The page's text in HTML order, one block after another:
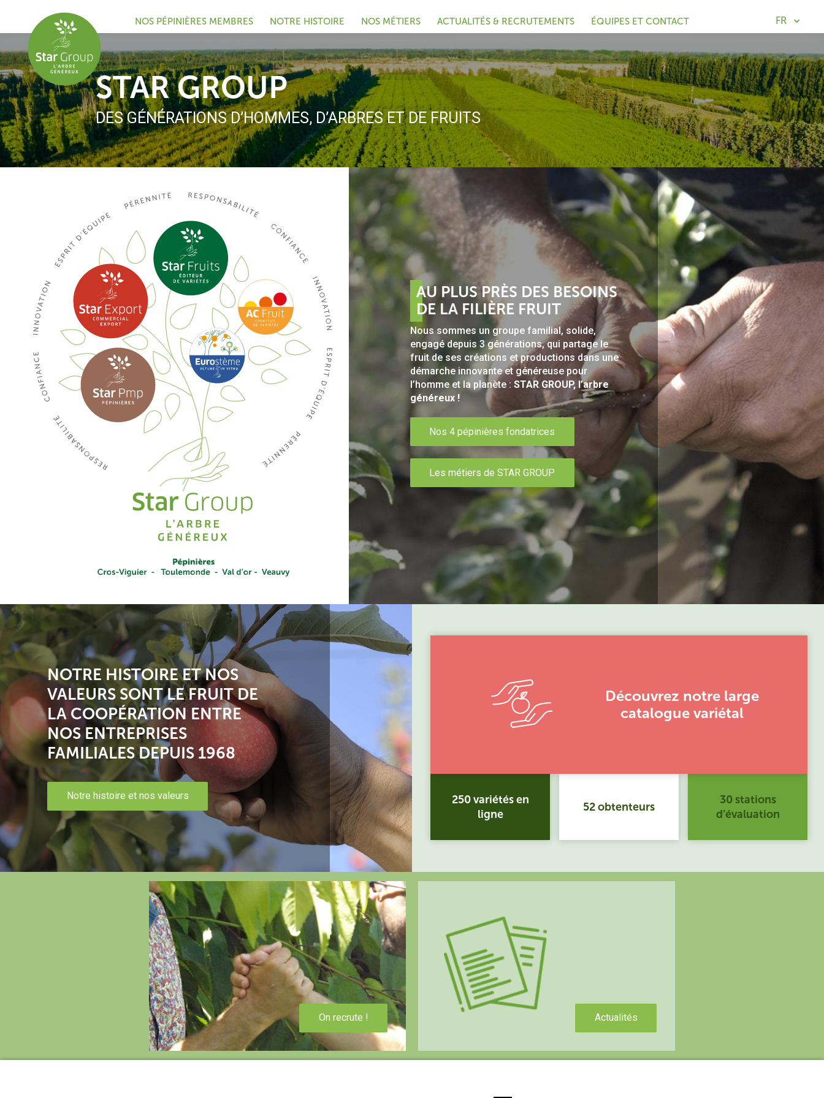
NOS PÉPINIÈRES MEMBRES NOTRE HISTOIRE NOS MÉTIERS ACTUALITÉS & RECRUTEMENTS ÉQUIPES ET CONTACT FR
STAR GROUP
DES GÉNÉRATIONS D’HOMMES, D’ARBRES ET DE FRUITS
AU PLUS PRÈS DES BESOINS
DE LA FILIÈRE FRUIT
Nous sommes un groupe familial, solide,
engagé depuis 3 générations, qui partage le
fruit de ses créations et productions dans une
démarche innovante et généreuse pour
l’homme et la planète : STAR GROUP, l’arbre
généreux !
Nos 4 pépinières fondatrices
Les métiers de STAR GROUP
NOTRE HISTOIRE ET NOS
VALEURS SONT LE FRUIT DE
LA COOPÉRATION ENTRE
NOS ENTREPRISES
FAMILIALES DEPUIS 1968
Notre histoire et nos valeurs
Découvrez notre large
catalogue variétal
250 variétés en
ligne
52 obtenteurs
30 stations
d’évaluation
On recrute ! Actualités